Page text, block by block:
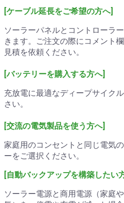
[ケーブル延長をご希望の方へ]
ソーラーパネルとコントローラ
きます。ご注文の際にコメント
見積を依頼ください。
[バッテリーを購入する方へ]
充放電に最適なディープサイク
さい。
[交流の電気製品を使う方へ]
家庭用のコンセントと同じ電気
ーをご選択ください。
[自動バックアップを構築したい
ソーラー電源と商用電源（家庭